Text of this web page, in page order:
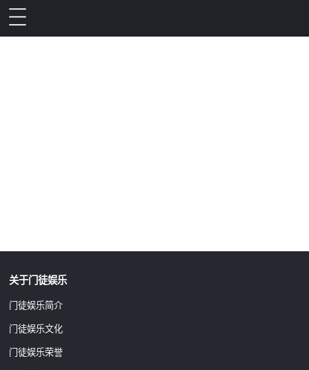
关于门徒娱乐
门徒娱乐简介
门徒娱乐文化
门徒娱乐荣誉